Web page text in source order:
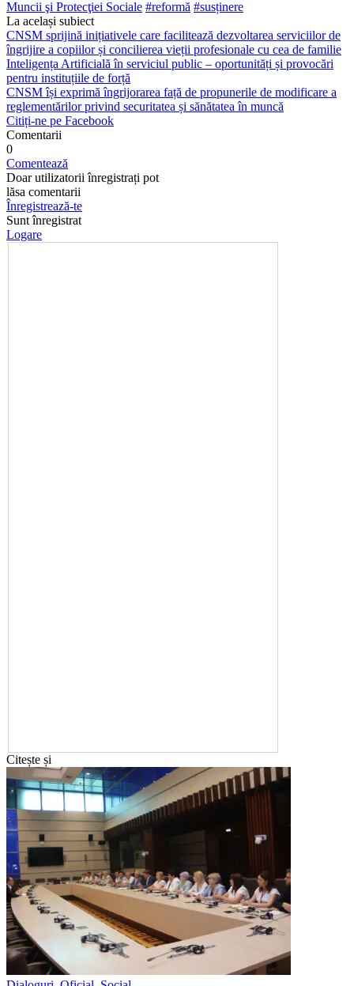
Muncii şi Protecţiei Sociale #reformă #susținere
La același subiect
CNSM sprijină inițiativele care facilitează dezvoltarea serviciilor de
îngrijire a copiilor și concilierea vieții profesionale cu cea de familie
Inteligența Artificială în serviciul public – oportunități și provocări
pentru instituțiile de forță
CNSM își exprimă îngrijorarea față de propunerile de modificare a
reglementărilor privind securitatea și sănătatea în muncă
Citiți-ne pe Facebook
Comentarii
0
Comentează
Doar utilizatorii înregistrați pot
lăsa comentarii
Înregistrează-te
Sunt înregistrat
Logare
Citește și